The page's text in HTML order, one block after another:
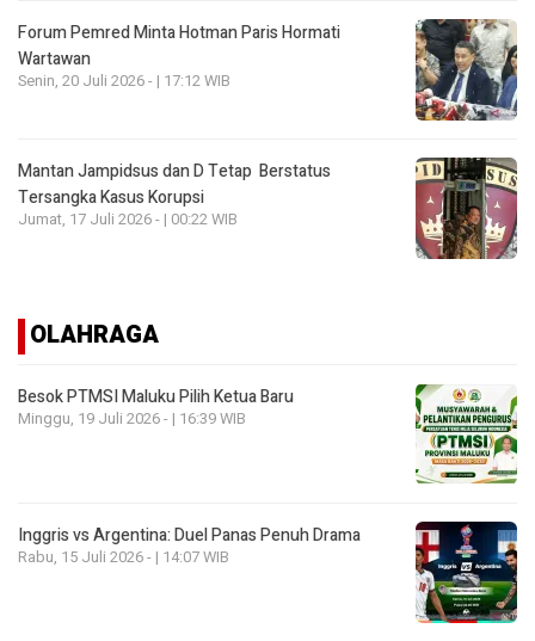
Forum Pemred Minta Hotman Paris Hormati
Wartawan
Senin, 20 Juli 2026 - | 17:12 WIB
Mantan Jampidsus dan D Tetap Berstatus
Tersangka Kasus Korupsi
Jumat, 17 Juli 2026 - | 00:22 WIB
OLAHRAGA
Besok PTMSI Maluku Pilih Ketua Baru
Minggu, 19 Juli 2026 - | 16:39 WIB
Inggris vs Argentina: Duel Panas Penuh Drama
Rabu, 15 Juli 2026 - | 14:07 WIB